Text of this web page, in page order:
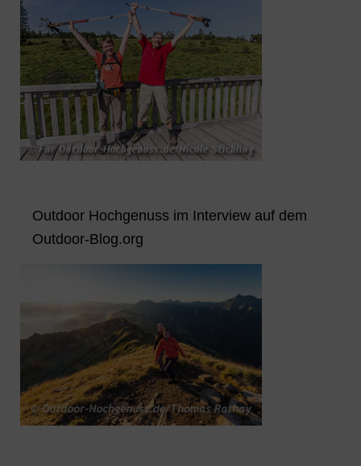
Outdoor Hochgenuss im Interview auf dem
Outdoor-Blog.org